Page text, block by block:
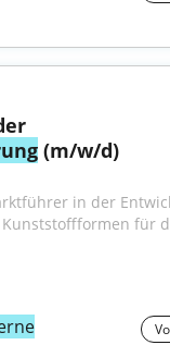
(m/w/d)
in der
für